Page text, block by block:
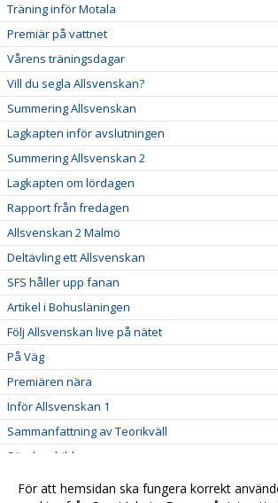
Träning inför Motala
Premiär på vattnet
Vårens träningsdagar
Vill du segla Allsvenskan?
Summering Allsvenskan
Lagkapten inför avslutningen
Summering Allsvenskan 2
Lagkapten om lördagen
Rapport från fredagen
Allsvenskan 2 Malmö
Deltävling ett Allsvenskan
SFS håller upp fanan
Artikel i Bohusläningen
Följ Allsvenskan live på nätet
På Väg
Premiären nära
Inför Allsvenskan 1
Sammanfattning av Teorikväll
Söndagsbilder
Allsvensk Träningshelg
För att hemsidan ska fungera korrekt